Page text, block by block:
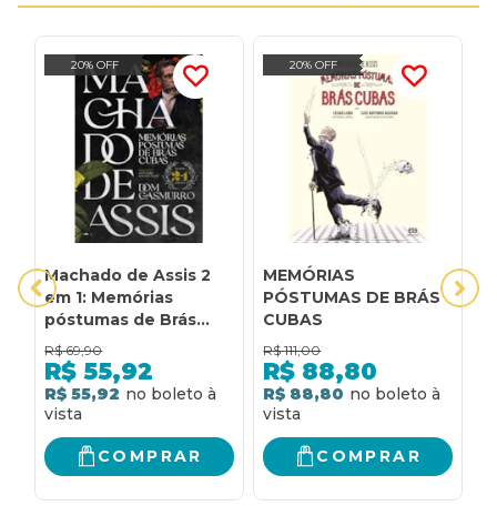
20% OFF
Machado de Assis 2
em 1: Memórias
póstumas de Brás
Cubas + Dom
Casmurro
R$ 69,90
R$ 55,92
R$ 55,92
COMPRAR
20% OFF
MEMÓRIAS
PÓSTUMAS DE BRÁS
CUBAS
R$ 111,00
R$ 88,80
R$ 88,80
COMPRAR